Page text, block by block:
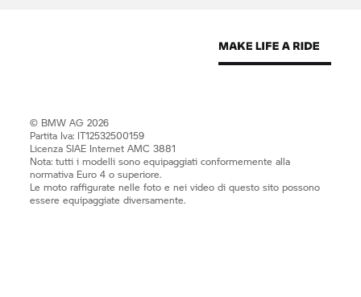
© BMW AG 2026
Partita Iva: IT12532500159
Licenza SIAE Internet AMC 3881
Nota: tutti i modelli sono equipaggiati conformemente alla
normativa Euro 4 o superiore.
Le moto raffigurate nelle foto e nei video di questo sito possono
essere equipaggiate diversamente.